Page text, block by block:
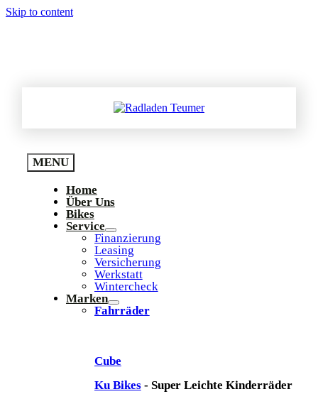
Skip to content
MENU
Home
Über Uns
Bikes
Service
Finanzierung
Leasing
Versicherung
Werkstatt
Wintercheck
Marken
Fahrräder
Cube
Ku Bikes- Super Leichte Kinderräder